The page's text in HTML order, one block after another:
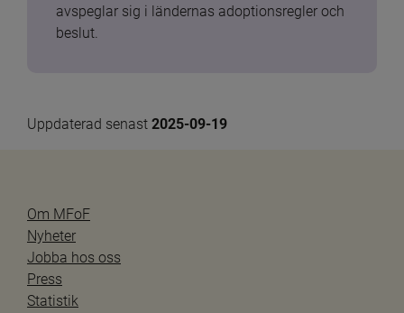
avspeglar sig i ländernas adoptionsregler och
beslut.
Uppdaterad senast 2025-09-19
Om MFoF
Nyheter
Jobba hos oss
Press
Statistik